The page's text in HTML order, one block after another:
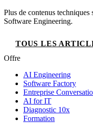
Plus de contenus
Software Engineering.
TOUS LES
Offre
AI Engineering
Software Factory
Entreprise
AI for IT
Diagnostic 10x
Formation